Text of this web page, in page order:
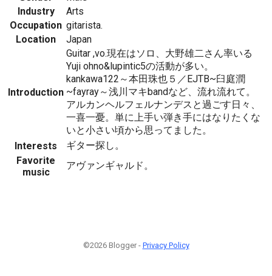
Industry
Arts
Occupation gitarista.
Location
Japan
Introduction
Guitar ,vo.現在はソロ、大野雄二さん率いる
Yuji ohno&lupintic5の活動が多い。
kankawa122～本田珠也５／EJTB~臼庭潤
~fayray～浅川マキbandなど、流れ流れて。
アルカンヘルフェルナンデスと過ごす日々、
一喜一憂。単に上手い弾き手にはなりたくな
いと小さい頃から思ってました。
Interests
ギター探し。
Favorite
music
アヴァンギャルド。
©2026 Blogger - Privacy Policy